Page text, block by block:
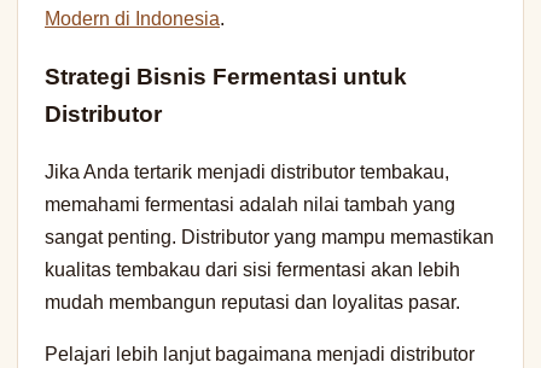
Modern di Indonesia.
Strategi Bisnis Fermentasi untuk
Distributor
Jika Anda tertarik menjadi distributor tembakau,
memahami fermentasi adalah nilai tambah yang
sangat penting. Distributor yang mampu memastikan
kualitas tembakau dari sisi fermentasi akan lebih
mudah membangun reputasi dan loyalitas pasar.
Pelajari lebih lanjut bagaimana menjadi distributor